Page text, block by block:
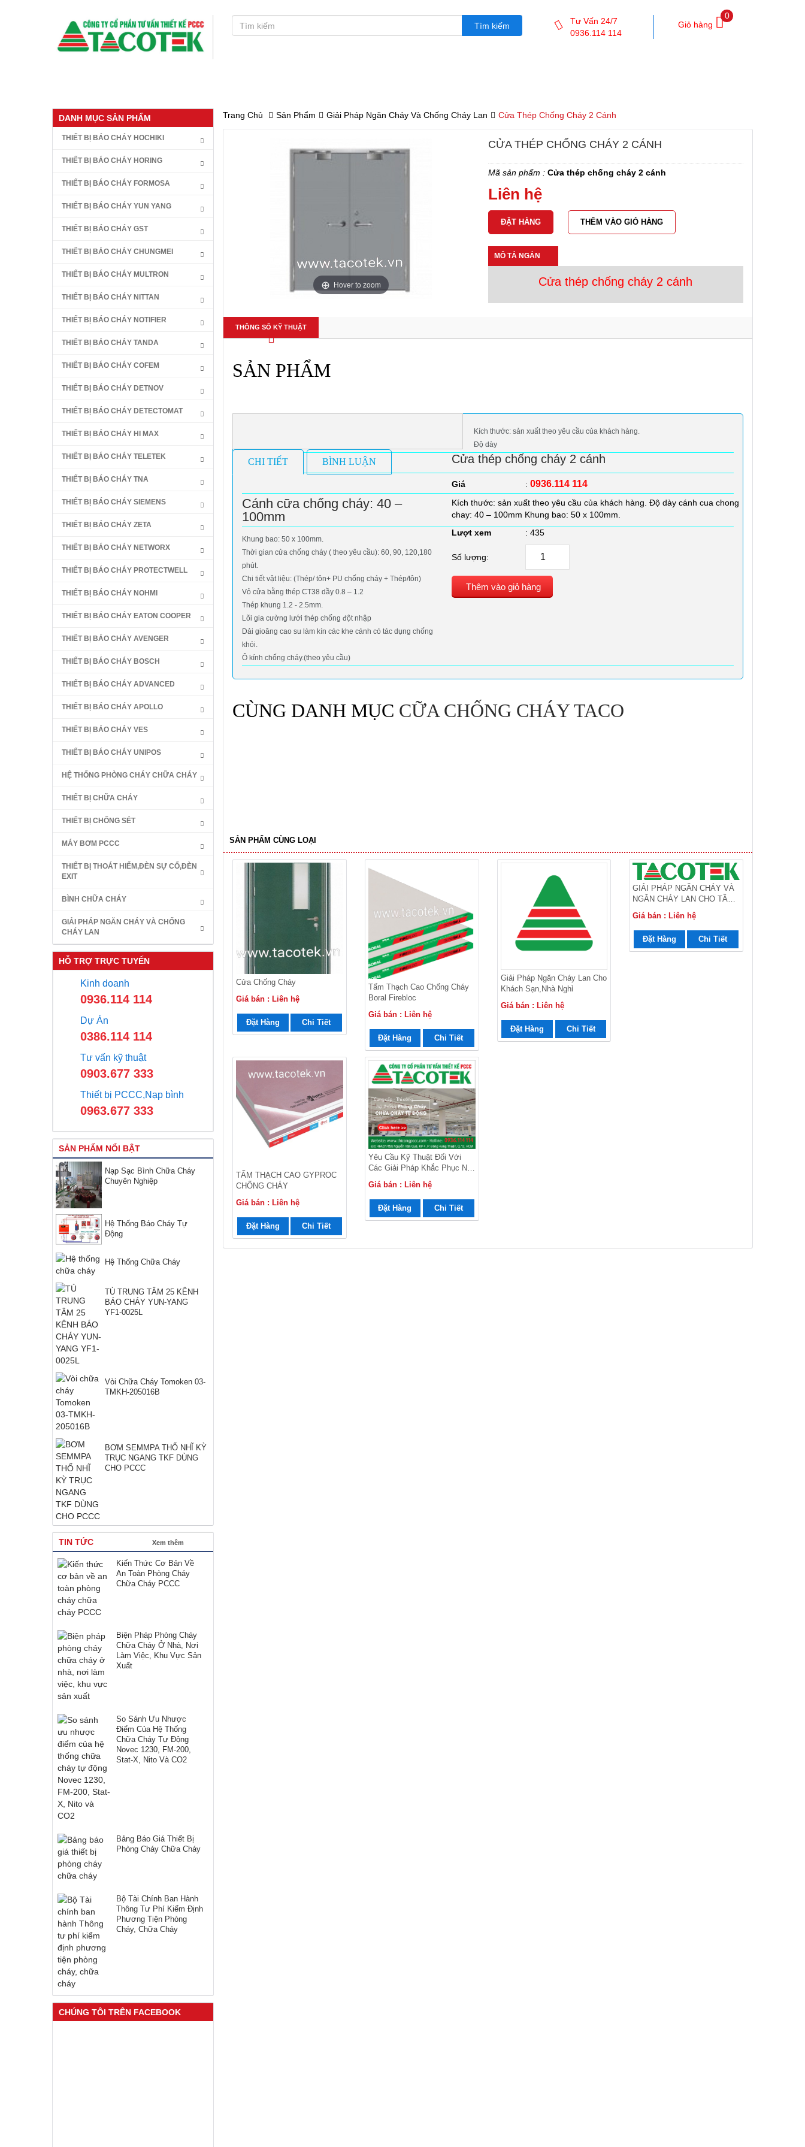
Tư Vấn 24/7
0936.114 114
Giỏ hàng
0
Trang Chủ Sản Phẩm Giải Pháp Ngăn Cháy Và Chống Cháy Lan Cửa Thép Chống Cháy 2 Cánh
Hover to zoom
CỬA THÉP CHỐNG CHÁY 2 CÁNH
Mã sản phẩm : Cửa thép chống cháy 2 cánh
Liên hệ
THÊM VÀO GIỎ HÀNG
MÔ TẢ NGẮN
Cửa thép chống cháy 2 cánh
THÔNG SỐ KỸ THUẬT
SẢN PHẨM
Cửa thép chống cháy 2 cánh
Giá : 0936.114 114
Kích thước: sản xuất theo yêu cầu của khách hàng. Độ dày cánh cua chong
chay: 40 – 100mm Khung bao: 50 x 100mm.
Lượt xem
: 435
Số lượng:
Thêm vào giỏ hàng
CHI TIẾT BÌNH LUẬN
Kích thước: sản xuất theo yêu cầu của khách hàng.
Độ dày
Cánh cữa chống cháy: 40 –
100mm
Khung bao: 50 x 100mm.
Thời gian cửa chống cháy ( theo yêu cầu): 60, 90, 120,180
phút.
Chi tiết vật liệu: (Thép/ tôn+ PU chống cháy + Thép/tôn)
Vỏ cửa bằng thép CT38 dầy 0.8 – 1.2
Thép khung 1.2 - 2.5mm.
Lõi gia cường lưới thép chống đột nhập
Dải gioăng cao su làm kín các khe cánh có tác dụng chống
khói.
Ô kính chống cháy.(theo yêu cầu)
CÙNG DANH MỤC CỮA CHỐNG CHÁY TACO
SẢN PHẨM CÙNG LOẠI
Cửa Chống Cháy
Giá bán : Liên hệ
Đặt Hàng Chi Tiết
Tấm Thạch Cao Chống Cháy
Boral Firebloc
Giá bán : Liên hệ
Đặt Hàng Chi Tiết
Giải Pháp Ngăn Cháy Lan Cho
Khách Sạn,nhà Nghỉ
Giá bán : Liên hệ
Đặt Hàng Chi Tiết
GIẢI PHÁP NGĂN CHÁY VÀ
NGĂN CHÁY LAN CHO TẦNG
HẦM
Giá bán : Liên hệ
Đặt Hàng Chi Tiết
TẤM THẠCH CAO GYPROC
CHỐNG CHÁY
Giá bán : Liên hệ
Đặt Hàng Chi Tiết
Yêu Cầu Kỹ Thuật Đối Với
Các Giải Pháp Khắc Phục Nội
Dung Không Đảm Bảo Quy
Định Về Khoảng Cách PCCC,
Giải Pháp Ngăn Cháy, Chống
Cháy Lan
Giá bán : Liên hệ
Đặt Hàng Chi Tiết
DANH MỤC SẢN PHẨM
THIẾT BỊ BÁO CHÁY HOCHIKI
THIẾT BỊ BÁO CHÁY HORING
THIẾT BỊ BÁO CHÁY FORMOSA
THIẾT BỊ BÁO CHÁY YUN YANG
THIẾT BỊ BÁO CHÁY GST
THIẾT BỊ BÁO CHÁY CHUNGMEI
THIẾT BỊ BÁO CHÁY MULTRON
THIẾT BỊ BÁO CHÁY NITTAN
THIẾT BỊ BÁO CHÁY NOTIFIER
THIẾT BỊ BÁO CHÁY TANDA
THIẾT BỊ BÁO CHÁY COFEM
THIẾT BỊ BÁO CHÁY DETNOV
THIẾT BỊ BÁO CHÁY DETECTOMAT
THIẾT BỊ BÁO CHÁY HI MAX
THIẾT BỊ BÁO CHÁY TELETEK
THIẾT BỊ BÁO CHÁY TNA
THIẾT BỊ BÁO CHÁY SIEMENS
THIẾT BỊ BÁO CHÁY ZETA
THIẾT BỊ BÁO CHÁY NETWORX
THIẾT BỊ BÁO CHÁY PROTECTWELL
THIẾT BỊ BÁO CHÁY NOHMI
THIẾT BỊ BÁO CHÁY EATON COOPER
THIẾT BỊ BÁO CHÁY AVENGER
THIẾT BỊ BÁO CHÁY BOSCH
THIẾT BỊ BÁO CHÁY ADVANCED
THIẾT BỊ BÁO CHÁY APOLLO
THIẾT BỊ BÁO CHÁY VES
THIẾT BỊ BÁO CHÁY UNIPOS
HỆ THỐNG PHÒNG CHÁY CHỮA CHÁY
THIẾT BỊ CHỮA CHÁY
THIẾT BỊ CHỐNG SÉT
MÁY BƠM PCCC
THIẾT BỊ THOÁT HIỂM,ĐÈN SỰ CỐ,ĐÈN
EXIT
BÌNH CHỮA CHÁY
GIẢI PHÁP NGĂN CHÁY VÀ CHỐNG
CHÁY LAN
HỖ TRỢ TRỰC TUYẾN
Kinh doanh
0936.114 114
Dự Án
0386.114 114
Tư vấn kỹ thuật
0903.677 333
Thiết bị PCCC,Nạp bình
0963.677 333
SẢN PHẨM NỔI BẬT
Nạp Sạc Bình Chữa Cháy
Chuyên Nghiệp
Hệ Thống Báo Cháy Tự
Động
Hệ Thống Chữa Cháy
TỦ TRUNG TÂM 25 KÊNH
BÁO CHÁY YUN-YANG
YF1-0025L
Vòi Chữa Cháy Tomoken 03-
TMKH-205016B
BƠM SEMMPA THỔ NHĨ KỲ
TRỤC NGANG TKF DÙNG
CHO PCCC
TIN TỨC Xem thêm
Kiến Thức Cơ Bản Về
An Toàn Phòng Cháy
Chữa Cháy PCCC
Biện Pháp Phòng Cháy
Chữa Cháy Ở Nhà, Nơi
Làm Việc, Khu Vực Sản
Xuất
So Sánh Ưu Nhược
Điểm Của Hệ Thống
Chữa Cháy Tự Động
Novec 1230, FM-200,
Stat-X, Nito Và CO2
Bảng Báo Giá Thiết Bị
Phòng Cháy Chữa Cháy
Bộ Tài Chính Ban Hành
Thông Tư Phí Kiểm Định
Phương Tiện Phòng
Cháy, Chữa Cháy
CHÚNG TÔI TRÊN FACEBOOK